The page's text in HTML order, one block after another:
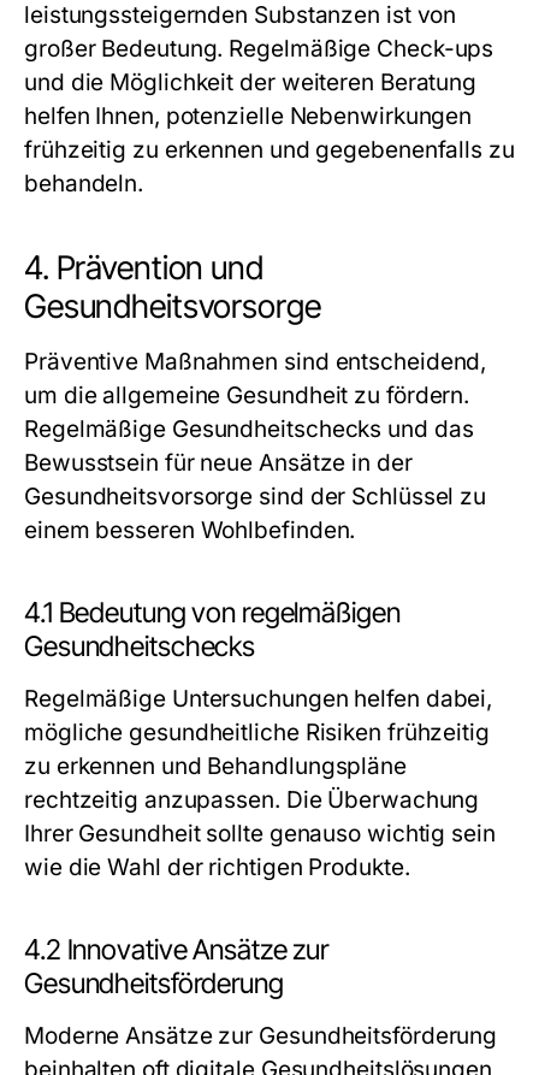
leistungssteigernden Substanzen ist von
großer Bedeutung. Regelmäßige Check-ups
und die Möglichkeit der weiteren Beratung
helfen Ihnen, potenzielle Nebenwirkungen
frühzeitig zu erkennen und gegebenenfalls zu
behandeln.
4. Prävention und
Gesundheitsvorsorge
Präventive Maßnahmen sind entscheidend,
um die allgemeine Gesundheit zu fördern.
Regelmäßige Gesundheitschecks und das
Bewusstsein für neue Ansätze in der
Gesundheitsvorsorge sind der Schlüssel zu
einem besseren Wohlbefinden.
4.1 Bedeutung von regelmäßigen
Gesundheitschecks
Regelmäßige Untersuchungen helfen dabei,
mögliche gesundheitliche Risiken frühzeitig
zu erkennen und Behandlungspläne
rechtzeitig anzupassen. Die Überwachung
Ihrer Gesundheit sollte genauso wichtig sein
wie die Wahl der richtigen Produkte.
4.2 Innovative Ansätze zur
Gesundheitsförderung
Moderne Ansätze zur Gesundheitsförderung